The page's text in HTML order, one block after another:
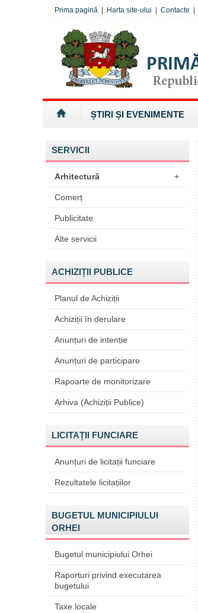
Prima pagină Harta site-ului Contacte
ȘTIRI ȘI EVENIMENTE
SERVICII
Arhitectură +
Comerț
Publicitate
Alte servicii
ACHIZIȚII PUBLICE
Planul de Achiziții
Achiziții în derulare
Anunțuri de intenție
Anunțuri de participare
Rapoarte de monitorizare
Arhiva (Achiziții Publice)
LICITAȚII FUNCIARE
Anunțuri de licitații funciare
Rezultatele licitațiilor
BUGETUL MUNICIPIULUI
ORHEI
Bugetul municipiului Orhei
Raporturi privind executarea
bugetului
Taxe locale